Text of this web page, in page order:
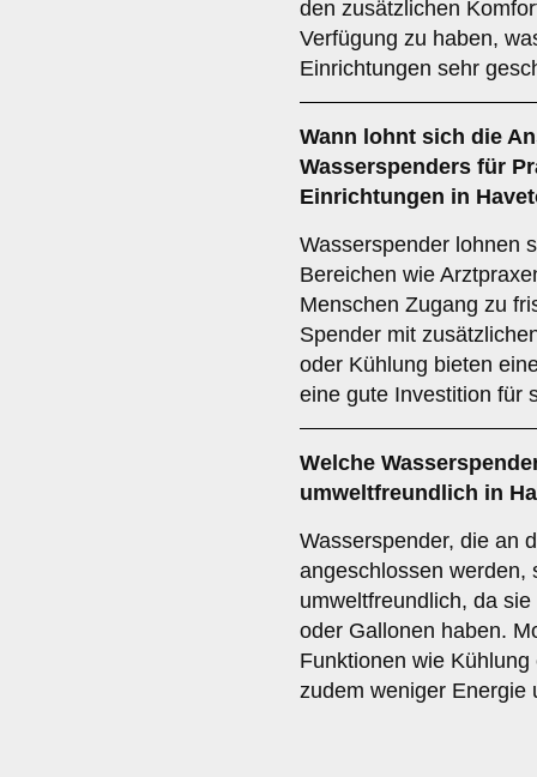
den zusätzlichen
Verfügung zu haben,
Einrichtungen sehr
Wann lohnt sich die
Wasserspenders für
Einrichtungen in
Wasserspender lohnen
Bereichen wie
Menschen Zugang zu
Spender mit
oder Kühlung bieten
eine gute Investition für
Welche
umweltfreundlich in
Wasserspender, die an
angeschlossen werden,
umweltfreundlich, da
oder Gallonen haben.
Funktionen wie
zudem weniger Energie